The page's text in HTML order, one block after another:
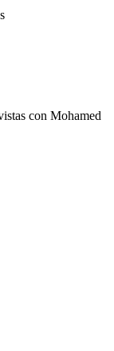
con Mohamed